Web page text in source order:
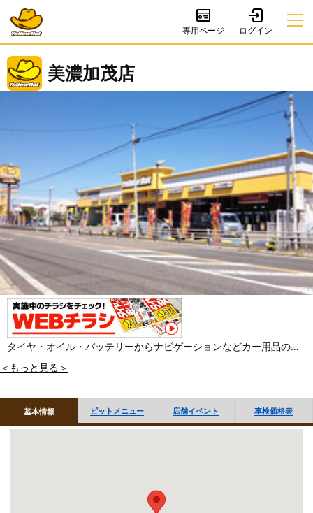
専用ページ
美濃加茂店
タイヤ・オイル・バッテリーからナビゲーションなどカー用品の事
なら当店にお任せください。元気なスタッフが皆様の愛車のサポー
店舗スタッフ一同心よりお待ちしております。
■「オイル交換・タイヤ履き替え」など作業のご予約 WEBで受付
＜もっと見る＞
基本情報 ピットメニュー 店舗イベント 車検価格表